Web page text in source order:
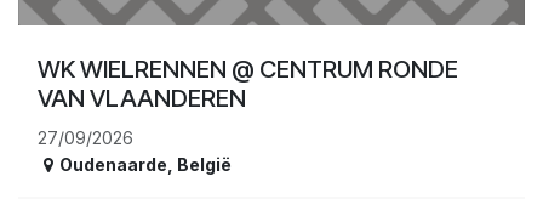
WK WIELRENNEN @ CENTRUM RONDE
VAN VLAANDEREN
27/09/2026
Oudenaarde België